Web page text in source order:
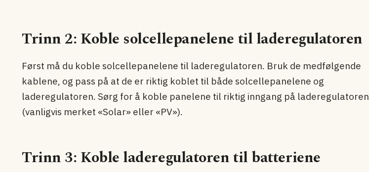
Trinn 2: Koble solcellepanelene til laderegulatoren
Først må du koble solcellepanelene til laderegulatoren. Bruk de medfølgende
kablene, og pass på at de er riktig koblet til både solcellepanelene og
laderegulatoren. Sørg for å koble panelene til riktig inngang på laderegulatoren
(vanligvis merket «Solar» eller «PV»).
Trinn 3: Koble laderegulatoren til batteriene